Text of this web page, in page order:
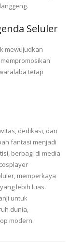
Seluler
mewujudkan
tetap
dedikasi, dan
fantasi menjadi
berbagi di media
memperkaya
lebih luas.
untuk
dunia,
modern.